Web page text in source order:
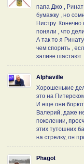
папа Джо , Ринат
бумажку , но
Нистру. Конечно
поняли , что
А так то я
чем спорить ,
заливе шастают.
Alphaville
Хорошенькие
это на
И еще они
Валерий, даже
поколении,
этих тутошних
на стрелку, он
Phagot